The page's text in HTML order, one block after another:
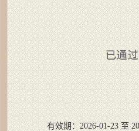
有效期：2026-01-23 至